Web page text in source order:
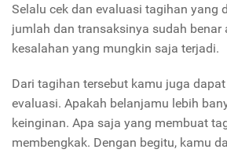
Selalu cek dan evaluasi tagihan yang
jumlah dan transaksinya sudah benar
kesalahan yang mungkin saja terjadi.
Dari tagihan tersebut kamu juga
evaluasi. Apakah belanjamu lebih
keinginan. Apa saja yang membuat
membengkak. Dengan begitu, kamu